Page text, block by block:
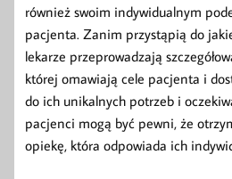
również swoim indywidualnym
pacjenta. Zanim przystąpią do
lekarze przeprowadzają
której omawiają cele pacjenta i
do ich unikalnych potrzeb i
pacjenci mogą być pewni, że
opiekę, która odpowiada ich